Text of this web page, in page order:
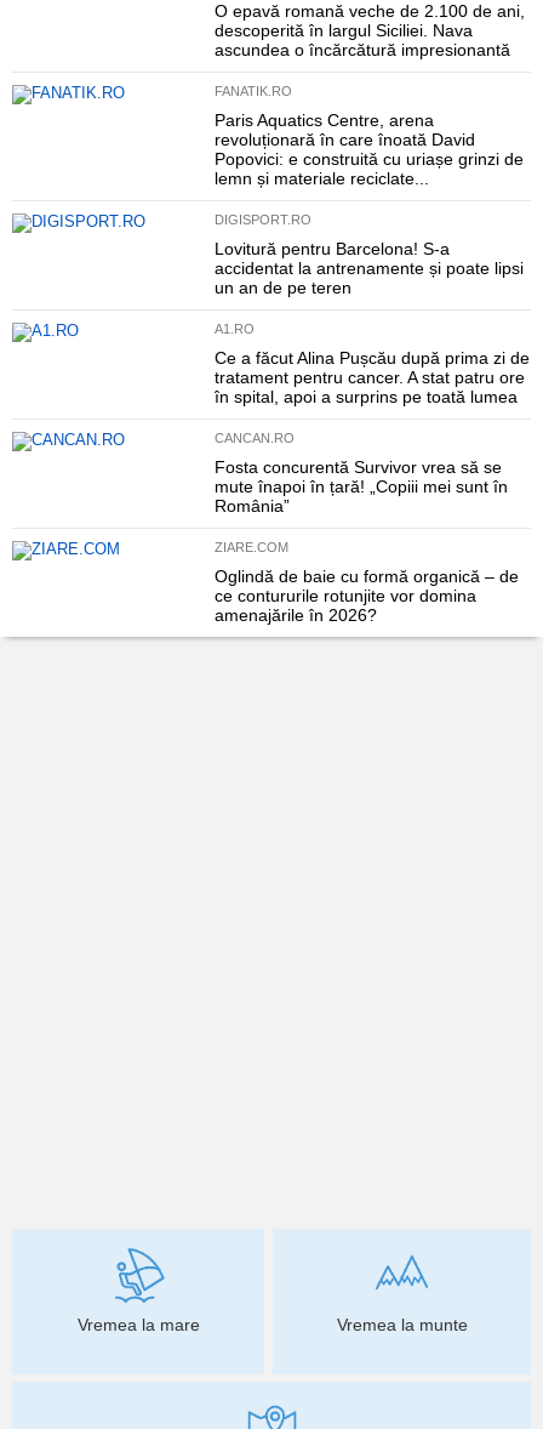
O epavă romană veche de 2.100 de ani,
descoperită în largul Siciliei. Nava
ascundea o încărcătură impresionantă
FANATIK.RO
Paris Aquatics Centre, arena
revoluționară în care înoată David
Popovici: e construită cu uriașe grinzi de
lemn și materiale reciclate...
DIGISPORT.RO
Lovitură pentru Barcelona! S-a
accidentat la antrenamente și poate lipsi
un an de pe teren
A1.RO
Ce a făcut Alina Pușcău după prima zi de
tratament pentru cancer. A stat patru ore
în spital, apoi a surprins pe toată lumea
CANCAN.RO
Fosta concurentă Survivor vrea să se
mute înapoi în țară! „Copiii mei sunt în
România”
ZIARE.COM
Oglindă de baie cu formă organică – de
ce contururile rotunjite vor domina
amenajările în 2026?
Vremea la mare Vremea la munte